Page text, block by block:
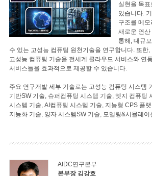
실현을 목
있습니다.
구조를 메
새로운 연산
통해, 대규
수 있는 고성능 컴퓨팅 원천기술을 연구합니다. 또한
고성능 컴퓨팅 기술을 전세계 클라우드 서비스와 연
서비스들을 효과적으로 제공할 수 있습니다.
주요 연구개발 세부 기술로는 고성능 컴퓨팅 시스템
기반SW 기술, 슈퍼컴퓨팅 시스템 기술, 엣지 컴퓨팅
시스템 기술, AI컴퓨팅 시스템 기술, 지능형 CPS 플
지능화 기술, 양자 시스템SW 기술, 모델링&시뮬레
AIDC연구본부
본부장 김강호